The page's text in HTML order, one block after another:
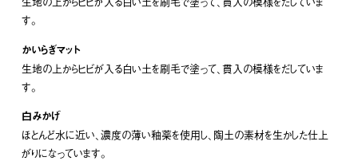
す。
かいらぎマット
生地の上からヒビが入る白い土を刷毛で塗って、貫入の模様をだしていま
す。
白みかげ
ほとんど水に近い、濃度の薄い釉薬を使用し、陶土の素材を生かした仕上
がりになっています。